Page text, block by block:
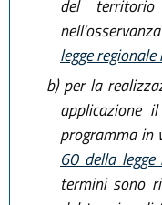
del territorio
legge
b)per la
applicazione
programma in
60 della
termini sono